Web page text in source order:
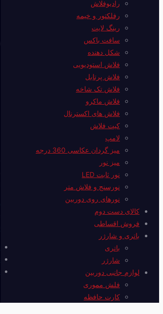
رادیوفلاش
رفلکتور و خیمه
رینگ لایت
سافت باکس
شکل دهنده
فلاش استودیویی
فلاش پرتابل
فلاش‌ تک شاخه
فلاش ماکرو
فلاش های اکسترنال
کیت فلاش
لامپ
میز گردان عکاسی 360 درجه
میز نور
نور ثابت LED
نورسنج و فلاش متر
نورهای روی دوربین
کالای دست دوم
فروش اقساطی
باتری و شارژر
باتری
شارژر
لوازم جانبی دوربین
فلش مموری
کارت حافظه